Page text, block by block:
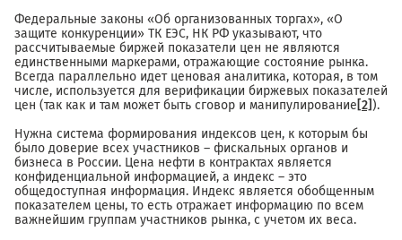
Федеральные законы «Об организованных торгах», «О
защите конкуренции» ТК ЕЭС, НК РФ указывают, что
рассчитываемые биржей показатели цен не являются
единственными маркерами, отражающие состояние рынка.
Всегда параллельно идет ценовая аналитика, которая, в том
числе, используется для верификации биржевых показателей
цен (так как и там может быть сговор и манипулирование[2] ).
Нужна система формирования индексов цен, к которым бы
было доверие всех участников – фискальных органов и
бизнеса в России. Цена нефти в контрактах является
конфиденциальной информацией, а индекс – это
общедоступная информация. Индекс является обобщенным
показателем цены, то есть отражает информацию по всем
важнейшим группам участников рынка, с учетом их веса.